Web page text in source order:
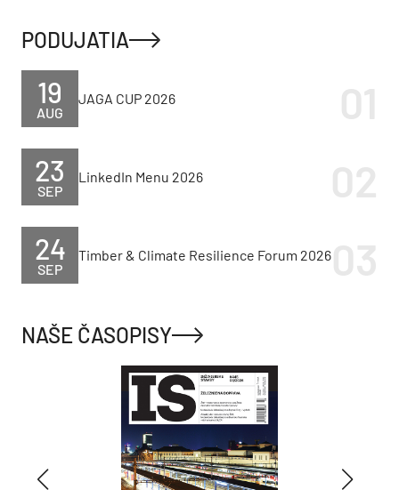
PODUJATIA
AUG
19 JAGA CUP 2026
SEP
23 LinkedIn Menu 2026
SEP
24 Timber & Climate Resilience Forum 2026
NAŠE ČASOPISY